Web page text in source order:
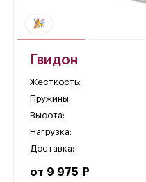
Гвидон
Жесткость:
Пружины:
Высота:
Нагрузка:
Доставка:
от 9 975 ₽